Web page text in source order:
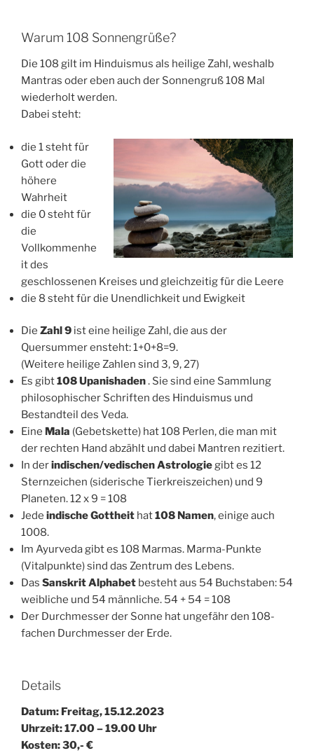
Warum 108 Sonnengrüße?
Die 108 gilt im Hinduismus als heilige Zahl, weshalb
Mantras oder eben auch der Sonnengruß 108 Mal
wiederholt werden.
Dabei steht:
die 1 steht für
Gott oder die
höhere
Wahrheit
die 0 steht für
die
Vollkommenhe
it des
geschlossenen Kreises und gleichzeitig für die Leere
die 8 steht für die Unendlichkeit und Ewigkeit
Die Zahl 9 ist eine heilige Zahl, die aus der
Quersummer ensteht: 1+0+8=9.
(Weitere heilige Zahlen sind 3, 9, 27)
Es gibt108 Upanishaden. Sie sind eine Sammlung
philosophischer Schriften des Hinduismus und
Bestandteil des Veda.
Eine Mala (Gebetskette) hat 108 Perlen, die man mit
der rechten Hand abzählt und dabei Mantren rezitiert.
In derindischen/vedischen Astrologiegibt es 12
Sternzeichen (siderische Tierkreiszeichen) und 9
Planeten. 12 x 9 = 108
Jede indische Gottheit hat108 Namen, einige auch
1008.
Im Ayurveda gibt es 108 Marmas. Marma-Punkte
(Vitalpunkte) sind das Zentrum des Lebens.
Das Sanskrit Alphabet besteht aus 54 Buchstaben: 54
weibliche und 54 männliche. 54 + 54 = 108
Der Durchmesser der Sonne hat ungefähr den 108-
fachen Durchmesser der Erde.
Details
Datum: Freitag, 15.12.2023
Uhrzeit: 17.00 – 19.00 Uhr
Kosten: 30,- €